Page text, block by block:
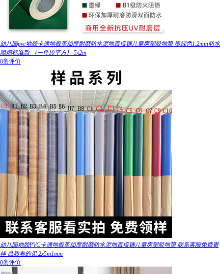
幼儿园pvc地胶卡通地板革加厚耐磨防水泥地直接铺儿童房塑胶地垫 墨绿色1.2mm防水
阻燃标准款 （一件10平方） 5x2m
0条评价
幼儿园地胶PVC卡通地板革加厚耐磨防水泥地直接铺儿童房塑胶地垫 联系客服免费寄
样 品质看的见 2x5m1mm
0条评价